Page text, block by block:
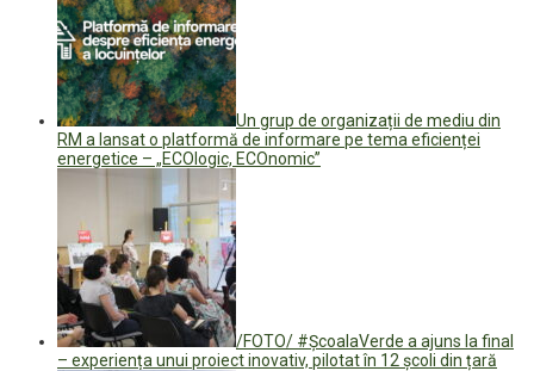
Un grup de organizații de mediu din
RM a lansat o platformă de informare pe tema eficienței
energetice – „ECOlogic, ECOnomic”
/FOTO/ #ȘcoalaVerde a ajuns la final
– experiența unui proiect inovativ, pilotat în 12 școli din țară